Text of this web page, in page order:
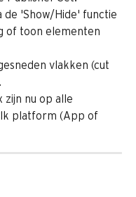
de 'Show/Hide' functie
of toon elementen
vlakken (cut
zijn nu op alle
platform (App of